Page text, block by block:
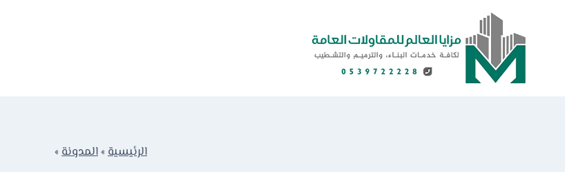
المحتوى
الرئيسية»المدونة»